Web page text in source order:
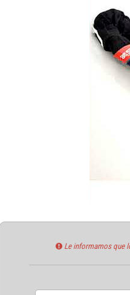
Le informamos que